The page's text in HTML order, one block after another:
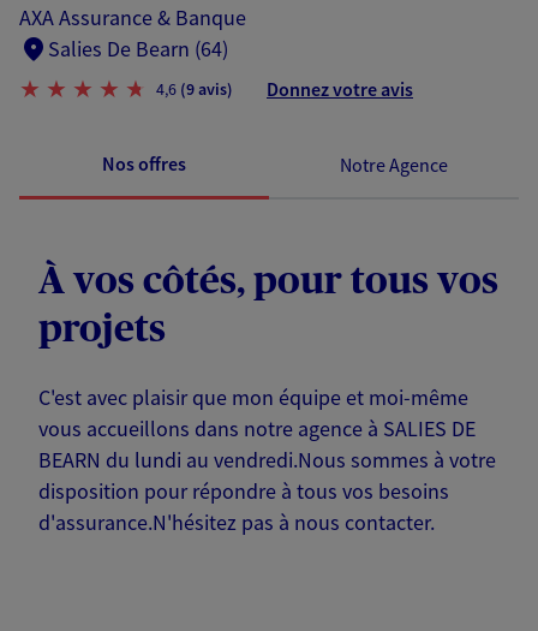
AXA Assurance & Banque
Salies De Bearn (64)
4,6 (9 avis) Donnez votre avis
Nos offres Notre Agence
À vos côtés, pour tous vos
projets
C'est avec plaisir que mon équipe et moi-même
vous accueillons dans notre agence à SALIES DE
BEARN du lundi au vendredi.Nous sommes à votre
disposition pour répondre à tous vos besoins
d'assurance.N'hésitez pas à nous contacter.